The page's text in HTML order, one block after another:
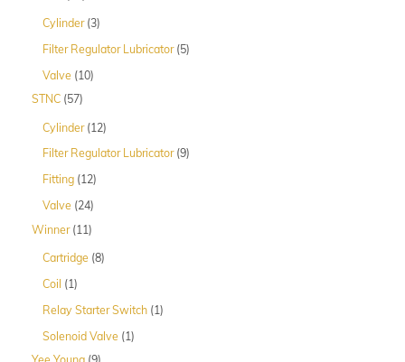
Cylinder 33
Filter Regulator Lubricator 55
Valve 1010
STNC 5757
Cylinder 1212
Filter Regulator Lubricator 99
Fitting 1212
Valve 2424
Produk
Winner 1111
Cartridge 88
Coil 11
Relay Starter Switch 11
Solenoid Valve 11
9